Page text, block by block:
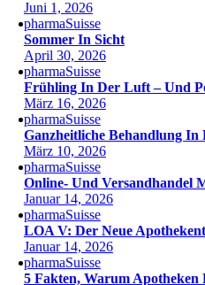
Juni 1, 2026
pharmaSuisse
Sommer In Sicht
April 30, 2026
pharmaSuisse
Frühling In Der Luft – Und
März 16, 2026
pharmaSuisse
Ganzheitliche Behandlung In
März 10, 2026
pharmaSuisse
Online- Und Versandhandel
Januar 14, 2026
pharmaSuisse
LOA V: Der Neue
Januar 14, 2026
pharmaSuisse
5 Fakten, Warum Apotheken